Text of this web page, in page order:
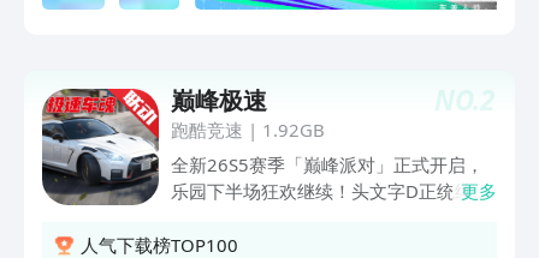
NO.2
巅峰极速
跑酷竞速 | 1.92GB
全新26S5赛季「巅峰派对」正式开启，
乐园下半场狂欢继续！头文字D正统续作
动期间登录送超210抽、2台车，免费得
更多
人气下载榜TOP100